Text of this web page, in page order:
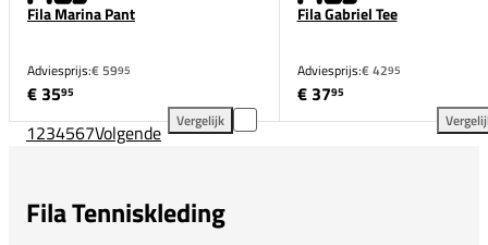
Fila Marina Pant
Adviesprijs:€ 5995
€ 3595
Vergelijk
Fila Marina Pant toevoegen aan vergelijking
Fila Gabriel Tee
Adviesprijs:€ 4295
€ 3795
1234567Volgende
Fila Tenniskleding